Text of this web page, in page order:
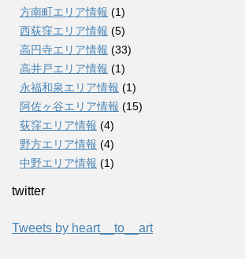
方南町エリア情報 (1)
西荻窪エリア情報 (5)
高円寺エリア情報 (33)
高井戸エリア情報 (1)
永福和泉エリア情報 (1)
阿佐ヶ谷エリア情報 (15)
荻窪エリア情報 (4)
野方エリア情報 (4)
中野エリア情報 (1)
twitter
Tweets by heart__to__art